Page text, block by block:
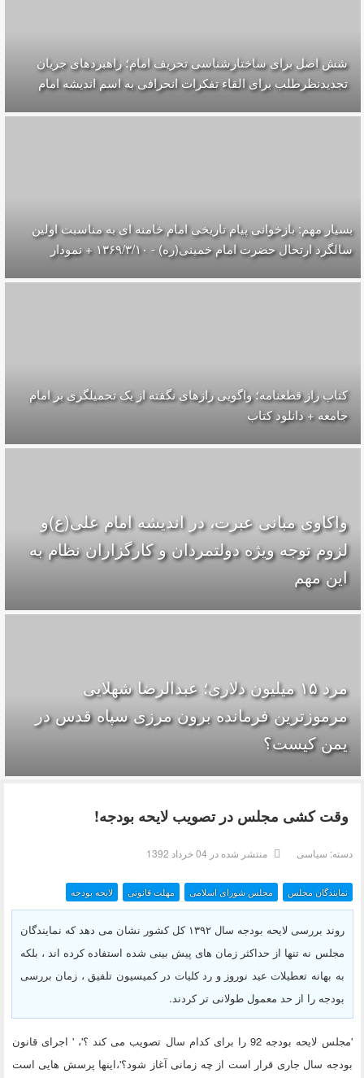
شش اصل برای ساختارشناسی تحريف امام؛ راهبردهای جریان
تجدیدنظرطلب برای القاء تفکرات انحرافی به اسم اندیشه امام
بسیار مهم: بازخوانی پیام تاریخی امام خامنه ای به مناسبت اولین
سالگرد ارتحال حضرت امام خمینی(ره) - ۱۳۶۹/۳/۱۰ + نمودار
کتاب راز قطعنامه؛ واگویی رازهای نگفته از یک تحمیلگری بر امام
جامعه + دانلود کتاب
واکاوی مبانی عبرت، در اندیشه امام علی(ع)و
لزوم توجه ویژه دولتمردان و کارگزاران نظام به
این مهم
مرد ۱۵ میلیون دلاری؛ عبدالرضا شهلایی
مرموزترین فرمانده برون مرزی سپاه قدس در
یمن کیست؟
وقت کشی مجلس در تصویب لایحه بودجه!
دسته: سیاسی منتشر شده در 04 خرداد 1392
نمایندگان مجلس مجلس شورای اسلامی مهلت قانونی لایحه بودجه
روند بررسی لایحه بودجه سال ۱۳۹۲ کل کشور نشان می دهد که نمایندگان
مجلس نه تنها از حداکثر زمان های پیش بینی شده استفاده کرده اند ، بلکه
به بهانه تعطیلات عید نوروز و رد کلیات در کمیسیون تلفیق ، زمان بررسی
بودجه را از حد معمول طولانی تر کردند.
'مجلس لایحه بودجه 92 را برای کدام سال تصویب می کند ؟'، ' اجرای قانون
بودجه سال جاری قرار است از چه زمانی آغاز شود؟'،اینها پرسش هایی است